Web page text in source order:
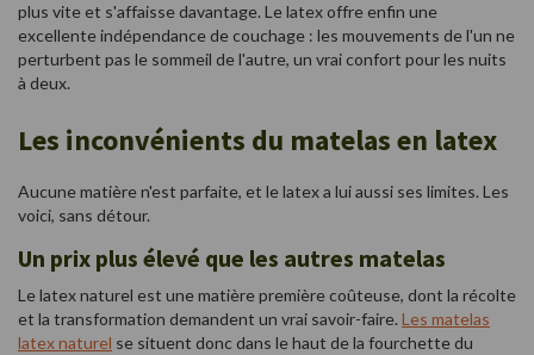
plus vite et s'affaisse davantage. Le latex offre enfin une
excellente indépendance de couchage : les mouvements de l'un ne
perturbent pas le sommeil de l'autre, un vrai confort pour les nuits
à deux.
Les inconvénients du matelas en latex
Aucune matière n'est parfaite, et le latex a lui aussi ses limites. Les
voici, sans détour.
Un prix plus élevé que les autres matelas
Le latex naturel est une matière première coûteuse, dont la récolte
et la transformation demandent un vrai savoir-faire. Les matelas
latex naturel se situent donc dans le haut de la fourchette du